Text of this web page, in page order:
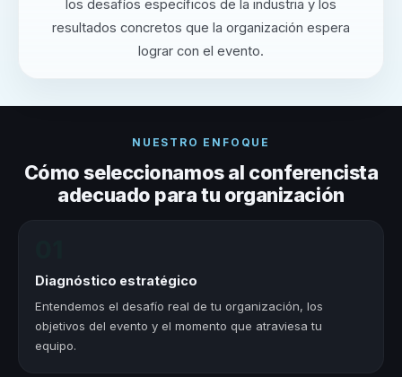
los desafíos específicos de la industria y los
resultados concretos que la organización espera
lograr con el evento.
NUESTRO ENFOQUE
Cómo seleccionamos al conferencista
adecuado para tu organización
Diagnóstico estratégico
Entendemos el desafío real de tu organización, los
objetivos del evento y el momento que atraviesa tu
equipo.